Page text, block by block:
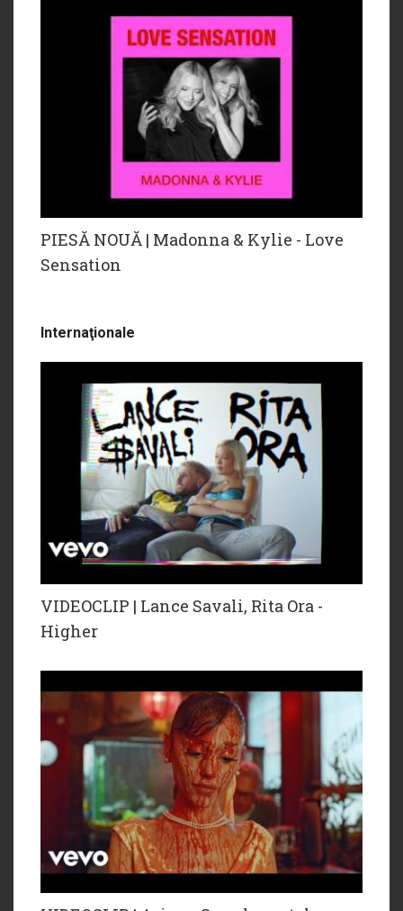
PIESĂ NOUĂ | Madonna & Kylie - Love
Sensation
Internaţionale
VIDEOCLIP | Lance Savali, Rita Ora -
Higher